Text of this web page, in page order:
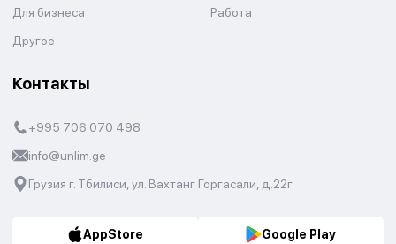
Для бизнеса
Работа
Другое
Контакты
+995 706 070 498
info@unlim.ge
Грузия г. Тбилиси, ул. Вахтанг Горгасали, д.22г.
AppStore Google Play